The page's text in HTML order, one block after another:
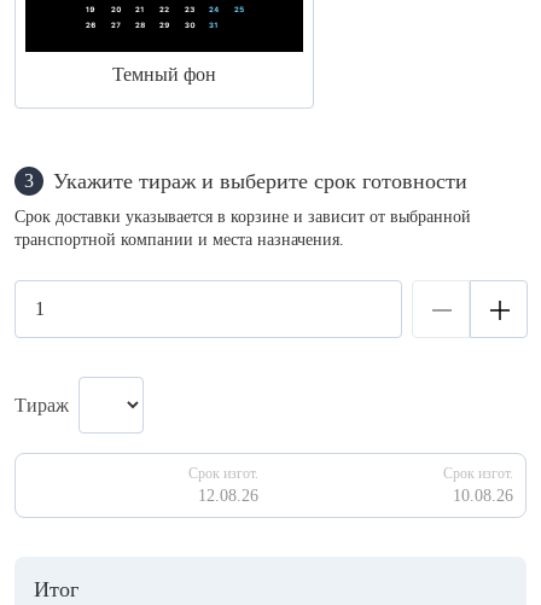
Темный фон
3 Укажите тираж и выберите срок готовности
Срок доставки указывается в корзине и зависит от выбранной
транспортной компании и места назначения.
Тираж
Срок изгот.
12.08.26
Срок изгот.
10.08.26
Итог